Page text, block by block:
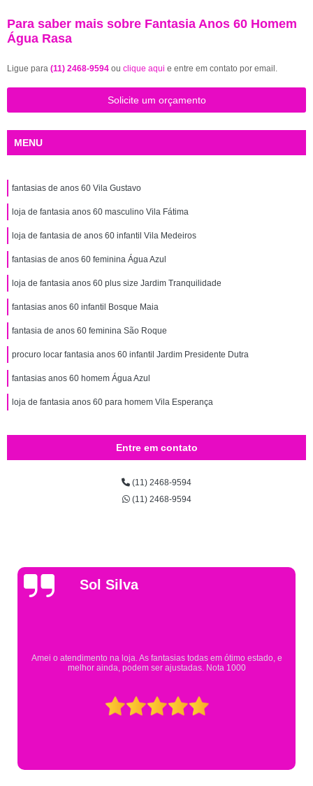
Para saber mais sobre Fantasia Anos 60 Homem
Água Rasa
Ligue para (11) 2468-9594 ou clique aqui e entre em contato por email.
Solicite um orçamento
MENU
fantasias de anos 60 Vila Gustavo
loja de fantasia anos 60 masculino Vila Fátima
loja de fantasia de anos 60 infantil Vila Medeiros
fantasias de anos 60 feminina Água Azul
loja de fantasia anos 60 plus size Jardim Tranquilidade
fantasias anos 60 infantil Bosque Maia
fantasia de anos 60 feminina São Roque
procuro locar fantasia anos 60 infantil Jardim Presidente Dutra
fantasias anos 60 homem Água Azul
loja de fantasia anos 60 para homem Vila Esperança
Entre em contato
(11) 2468-9594
(11) 2468-9594
ótimo estado, e
Pesquisei em mais de 20 lojas e só encontrei a
Eureka. Cheguei praticamente no horário em
mesmo assim fui muito bem